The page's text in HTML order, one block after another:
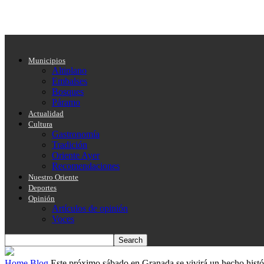
Municipios
Altiplano
Embalses
Bosques
Páramo
Actualidad
Cultura
Gastronomía
Tradición
Oriente Ayer
Recomendaciones
Nuestro Oriente
Deportes
Opinión
Artículos de opinión
Voces